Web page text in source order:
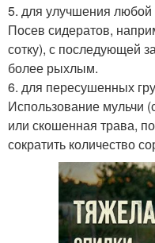
5. для улучшения
Посев сидератов,
сотку), с последующей
более рыхлым.
6. для пересушенных
Использование мульчи
или скошенная трава,
сократить количество